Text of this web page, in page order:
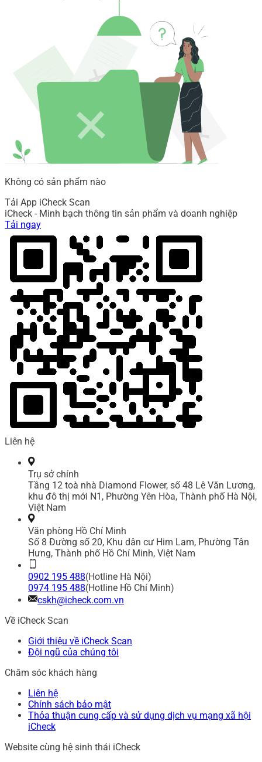
Không có sản phẩm nào
Tải App iCheck Scan
iCheck - Minh bạch thông tin sản phẩm và doanh nghiệp
Tải ngay
Liên hệ
Trụ sở chính
Tầng 12 toà nhà Diamond Flower, số 48 Lê Văn Lương,
khu đô thị mới N1, Phường Yên Hòa, Thành phố Hà Nội,
Việt Nam
Văn phòng Hồ Chí Minh
Số 8 Đường số 20, Khu dân cư Him Lam, Phường Tân
Hưng, Thành phố Hồ Chí Minh, Việt Nam
0902 195 488(Hotline Hà Nội)
0974 195 488(Hotline Hồ Chí Minh)
cskh@icheck.com.vn
Về iCheck Scan
Giới thiệu về iCheck Scan
Đội ngũ của chúng tôi
Chăm sóc khách hàng
Liên hệ
Chính sách bảo mật
Thỏa thuận cung cấp và sử dụng dịch vụ mạng xã hội
iCheck
Website cùng hệ sinh thái iCheck